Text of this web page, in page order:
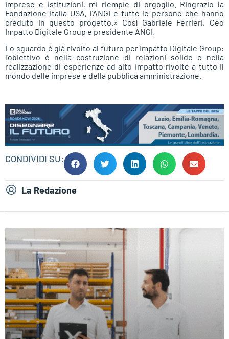
imprese e istituzioni, mi riempie di orgoglio. Ringrazio la
Fondazione Italia-USA, l’ANGI e tutte le persone che hanno
creduto in questo progetto.» Così Gabriele Ferrieri, Ceo
Impatto Digitale Group e presidente ANGI.
Lo sguardo è già rivolto al futuro per Impatto Digitale Group:
l’obiettivo è nella costruzione di relazioni solide e nella
realizzazione di esperienze ad alto impatto rivolte a tutto il
mondo delle imprese e della pubblica amministrazione.
CONDIVIDI SU:
La Redazione